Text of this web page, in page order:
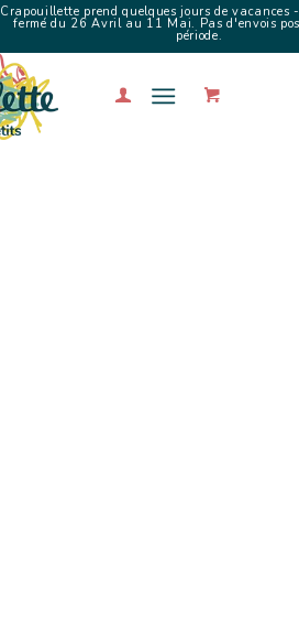
Crapouillette prend quelques jours de vacances
fermé du 26 Avril au 11 Mai. Pas d'envois
période.